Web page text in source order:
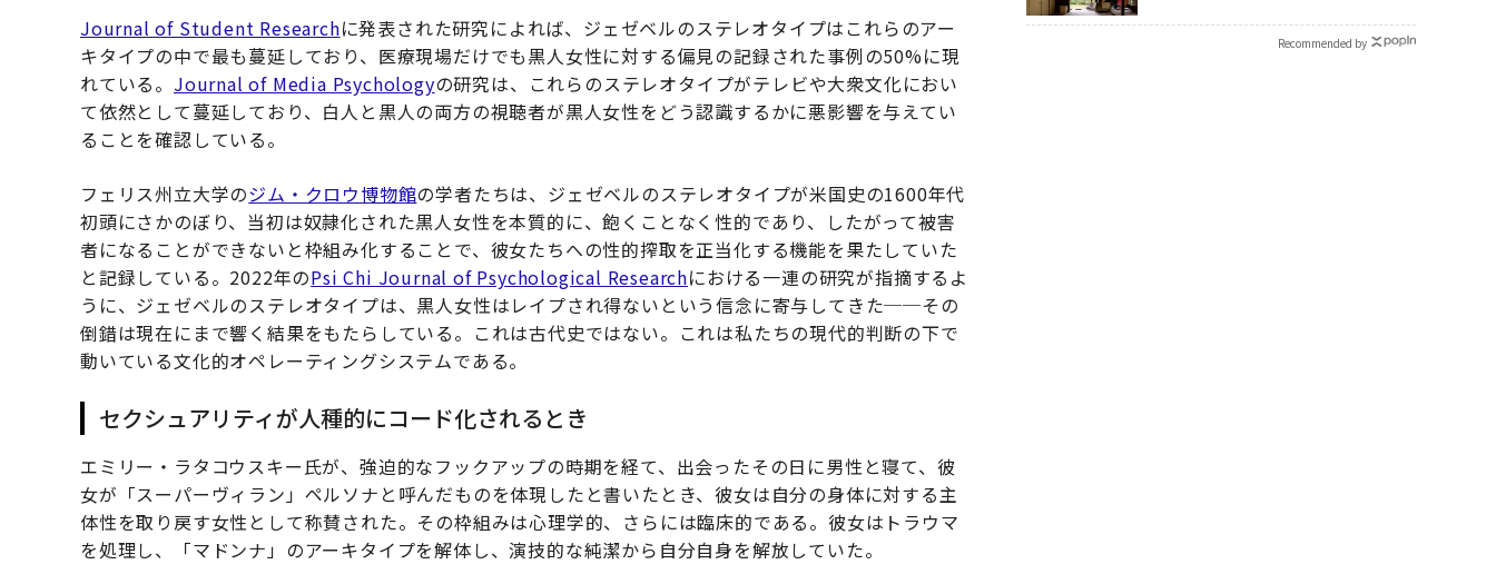
Journal of Student Researchに発表された研究によれば、ジェゼベルのステレオタイプはこれらのアー
キタイプの中で最も蔓延しており、医療現場だけでも黒人女性に対する偏見の記録された事例の50%に現
れている。 Journal of Media Psychologyの研究は、これらのステレオタイプがテレビや大衆文化におい
て依然として蔓延しており、白人と黒人の両方の視聴者が黒人女性をどう認識するかに悪影響を与えてい
ることを確認している。
フェリス州立大学のジム・クロウ博物館の学者たちは、ジェゼベルのステレオタイプが米国史の1600年代
初頭にさかのぼり、当初は奴隷化された黒人女性を本質的に、飽くことなく性的であり、したがって被害
者になることができないと枠組み化することで、彼女たちへの性的搾取を正当化する機能を果たしていた
と記録している。2022年のPsi Chi Journal of Psychological Researchにおける一連の研究が指摘するよ
うに、ジェゼベルのステレオタイプは、黒人女性はレイプされ得ないという信念に寄与してきた──その
倒錯は現在にまで響く結果をもたらしている。これは古代史ではない。これは私たちの現代的判断の下で
動いている文化的オペレーティングシステムである。
セクシュアリティが人種的にコード化されるとき
エミリー・ラタコウスキー氏が、強迫的なフックアップの時期を経て、出会ったその日に男性と寝て、彼
女が「スーパーヴィラン」ペルソナと呼んだものを体現したと書いたとき、彼女は自分の身体に対する主
体性を取り戻す女性として称賛された。その枠組みは心理学的、さらには臨床的である。彼女はトラウマ
を処理し、「マドンナ」のアーキタイプを解体し、演技的な純潔から自分自身を解放していた。
Recommended by